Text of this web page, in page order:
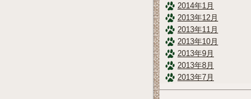
2014年1月
2013年12月
2013年11月
2013年10月
2013年9月
2013年8月
2013年7月